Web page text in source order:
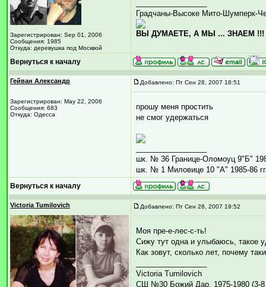
Зарегистрирован: Sep 01, 2006
Сообщения: 1985
Откуда: деревушка под Москвой
Градчаны-Высоке Мито-Шумперк-
ВЫ ДУМАЕТЕ, А МЫ ... ЗНАЕМ !!!
Вернуться к началу
Гейван Александр
Зарегистрирован: May 22, 2006
Сообщения: 683
Откуда: Одесса
Добавлено: Пт Сен 28, 2007 18:51
прошу меня простить
не смог удержаться
шк. № 36 Границе-Оломоуц 9"Б"
шк. № 1 Миловице 10 "А" 1985-86
Вернуться к началу
Victoria Tumilovich Добавлено: Пт Сен 28, 2007 19:52
Моя пре-е-лес-с-ть!
Сижу тут одна и улыбаюсь, такое
Как зовут, сколько лет, почему
Victoria Tumilovich
СШ №30 Божий Дар, 1975-1980 (3-8